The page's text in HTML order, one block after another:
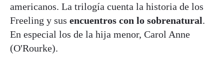
americanos. La trilogía cuenta la historia de los
Freeling y sus encuentros con lo sobrenatural.
En especial los de la hija menor, Carol Anne
(O'Rourke).